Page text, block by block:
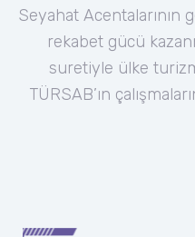
Seyahat Acentalarının
rekabet gücü
suretiyle ülke
TÜRSAB’ın